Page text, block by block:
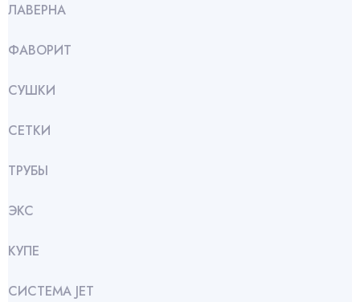
ЛАВЕРНА
ФАВОРИТ
СУШКИ
СЕТКИ
ТРУБЫ
ЭКС
КУПЕ
СИСТЕМА JET